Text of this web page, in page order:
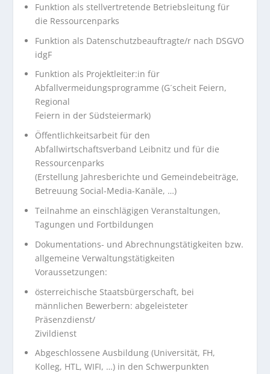
Funktion als stellvertretende Betriebsleitung für
die Ressourcenparks
Funktion als Datenschutzbeauftragte/r nach DSGVO
idgF
Funktion als Projektleiter:in für
Abfallvermeidungsprogramme (G´scheit Feiern,
Regional
Feiern in der Südsteiermark)
Öffentlichkeitsarbeit für den
Abfallwirtschaftsverband Leibnitz und für die
Ressourcenparks
(Erstellung Jahresberichte und Gemeindebeiträge,
Betreuung Social-Media-Kanäle, …)
Teilnahme an einschlägigen Veranstaltungen,
Tagungen und Fortbildungen
Dokumentations- und Abrechnungstätigkeiten bzw.
allgemeine Verwaltungstätigkeiten
Voraussetzungen:
österreichische Staatsbürgerschaft, bei
männlichen Bewerbern: abgeleisteter
Präsenzdienst/
Zivildienst
Abgeschlossene Ausbildung (Universität, FH,
Kolleg, HTL, WIFI, …) in den Schwerpunkten